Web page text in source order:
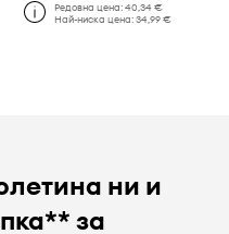
Редовна цена: 40,34 €
Най-ниска цена: 34,99 €
ни и
за